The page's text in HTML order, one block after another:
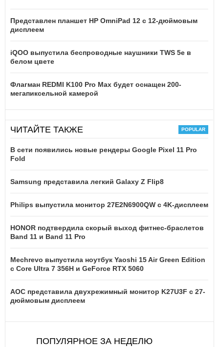
Представлен планшет HP OmniPad 12 с 12-дюймовым
дисплеем
iQOO выпустила беспроводные наушники TWS 5e в
белом цвете
Флагман REDMI K100 Pro Max будет оснащен 200-
мегапиксельной камерой
ЧИТАЙТЕ ТАКЖЕ
В сети появились новые рендеры Google Pixel 11 Pro
Fold
Samsung представила легкий Galaxy Z Flip8
Philips выпустила монитор 27E2N6900QW с 4K-дисплеем
HONOR подтвердила скорый выход фитнес-браслетов
Band 11 и Band 11 Pro
Mechrevo выпустила ноутбук Yaoshi 15 Air Green Edition
с Core Ultra 7 356H и GeForce RTX 5060
AOC представила двухрежимный монитор K27U3F с 27-
дюймовым дисплеем
ПОПУЛЯРНОЕ ЗА НЕДЕЛЮ